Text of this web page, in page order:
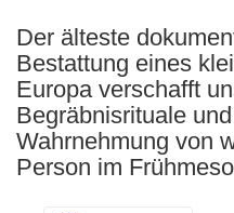
Der älteste
Bestattung eines
Europa verschafft
Begräbnisrituale
Wahrnehmung von
Person im